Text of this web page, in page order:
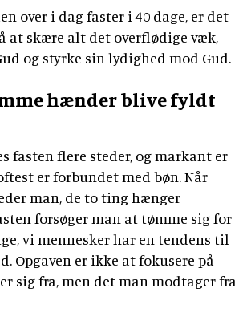
over i dag faster i 40 dage, er det
at skære alt det overflødige væk,
og styrke sin lydighed mod Gud.
hænder blive fyldt
fasten flere steder, og markant er
er forbundet med bøn. Når
man, de to ting hænger
forsøger man at tømme sig for
vi mennesker har en tendens til
Opgaven er ikke at fokusere på
sig fra, men det man modtager fra